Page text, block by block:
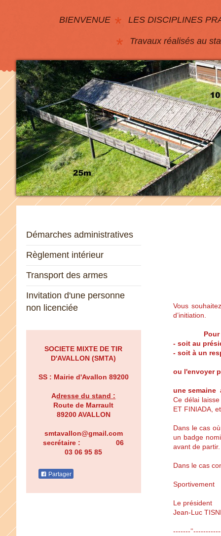
BIENVENUE LES DISCIPLINES
Travaux réalisés au
Vous
d’initiation.
- soit au
- soit à un
ou l'envoyer
une semaine
Ce délai
ET FINIADA,
Dans le cas
un badge
avant de partir.
Dans le cas
Sportivement
Le président
Jean-Luc
-------"
Démarches administratives
Règlement intérieur
Transport des armes
Invitation d'une personne
non licenciée
SOCIETE MIXTE DE TIR
D'AVALLON (SMTA)
SS : Mairie d'Avallon 89200
Adresse du stand :
Route de Marrault
89200 AVALLON
smtavallon@gmail.com
secrétaire : 06
03 06 95 85
Partager